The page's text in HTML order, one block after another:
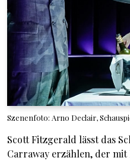
Szenenfoto: Arno Declair,
Scott Fitzgerald lässt das
Carraway erzählen, der